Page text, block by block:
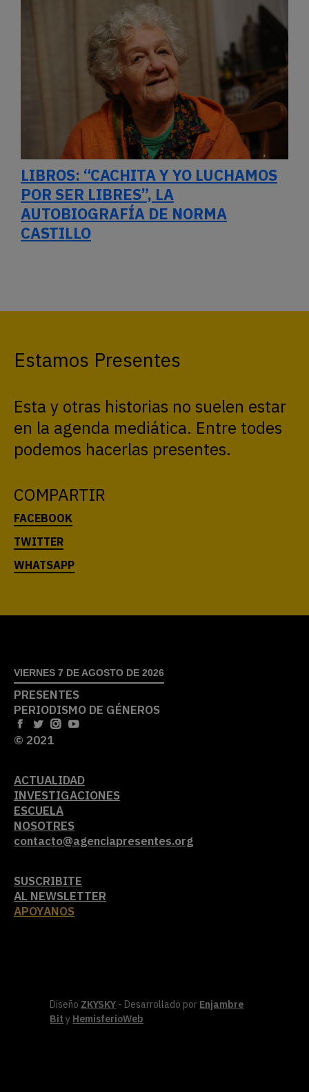
LIBROS: “CACHITA Y YO LUCHAMOS
POR SER LIBRES”, LA
AUTOBIOGRAFÍA DE NORMA
CASTILLO
Estamos Presentes
Esta y otras historias no suelen estar
en la agenda mediática. Entre todes
podemos hacerlas presentes.
COMPARTIR
VIERNES 7 DE AGOSTO DE 2026
PRESENTES
PERIODISMO DE GÉNEROS
© 2021
ACTUALIDAD
INVESTIGACIONES
ESCUELA
NOSOTRES
contacto@agenciapresentes.org
SUSCRIBITE
AL NEWSLETTER
APOYANOS
Diseño ZKYSKY - Desarrollado por Enjambre
Bit y HemisferioWeb